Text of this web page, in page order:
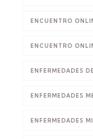
ENCUENTRO
ENCUENTRO
ENFERMEDADES
ENFERMEDADES
ENFERMEDADES